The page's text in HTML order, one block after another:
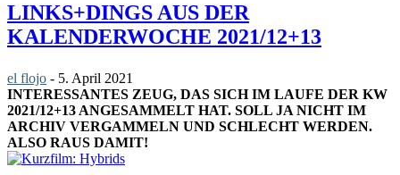
LINKS+DINGS AUS DER
KALENDERWOCHE 2021/12+13
el flojo - 5. April 2021
INTERESSANTES ZEUG, DAS SICH IM LAUFE DER KW
2021/12+13 ANGESAMMELT HAT. SOLL JA NICHT IM
ARCHIV VERGAMMELN UND SCHLECHT WERDEN.
ALSO RAUS DAMIT!